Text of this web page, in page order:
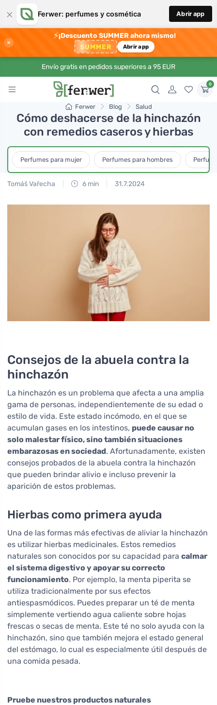
× Ferwer: perfumes y cosmética Abrir app
×
⚡¡Descuento SUMMER ahora mismo!
SUMMER Abrir app
Envío gratis en pedidos superiores a 95 EUR
0
Ferwer Blog Salud
Cómo deshacerse de la hinchazón
con remedios caseros y hierbas
Perfumes para mujer Perfumes para hombres
Tomáš Vařecha 6 min 31.7.2024
Consejos de la abuela contra la
hinchazón
La hinchazón es un problema que afecta a una amplia
gama de personas, independientemente de su edad o
estilo de vida. Este estado incómodo, en el que se
acumulan gases en los intestinos, puede causar no
solo malestar físico, sino también situaciones
embarazosas en sociedad. Afortunadamente, existen
consejos probados de la abuela contra la hinchazón
que pueden brindar alivio e incluso prevenir la
aparición de estos problemas.
Hierbas como primera ayuda
Una de las formas más efectivas de aliviar la hinchazón
es utilizar hierbas medicinales. Estos remedios
naturales son conocidos por su capacidad para calmar
el sistema digestivo y apoyar su correcto
funcionamiento. Por ejemplo, la menta piperita se
utiliza tradicionalmente por sus efectos
antiespasmódicos. Puedes preparar un té de menta
simplemente vertiendo agua caliente sobre hojas
frescas o secas de menta. Este té no solo ayuda con la
hinchazón, sino que también mejora el estado general
del estómago, lo cual es especialmente útil después de
una comida pesada.
Pruebe nuestros productos naturales